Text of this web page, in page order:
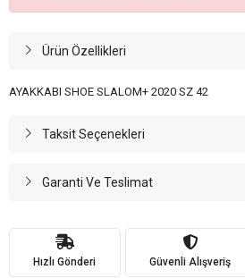
Ürün Özellikleri
AYAKKABI SHOE SLALOM+ 2020 SZ 42
Taksit Seçenekleri
Garanti Ve Teslimat
Hızlı Gönderi Güvenli Alışveriş